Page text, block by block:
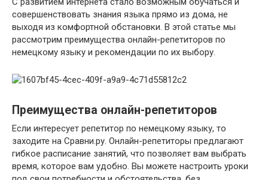
совершенствовать знания языка прямо из дома, не
выходя из комфортной обстановки. В этой статье мы
рассмотрим преимущества онлайн-репетиторов по
немецкому языку и рекомендации по их выбору.
Преимущества онлайн-репетиторов
Если интересует репетитор по немецкому языку, то
заходите на Сравни.ру. Онлайн-репетиторы предлагают
гибкое расписание занятий, что позволяет вам выбрать
время, которое вам удобно. Вы можете настроить уроки